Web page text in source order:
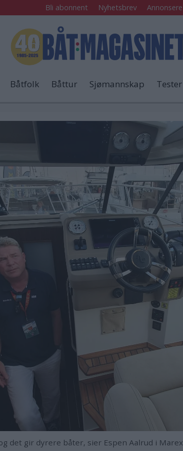
Bli abonnent Nyhetsbrev Annonsere
Båtfolk Båttur Sjømannskap Tester
det gir dyrere båter, sier Espen Aalrud i Marex